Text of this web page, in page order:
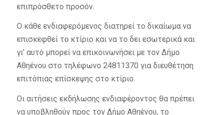
επιπρόσθετο προσόν.
Ο κάθε ενδιαφερόμενος διατηρεί το δικαίωμα να
επισκεφθεί το κτίριο και να το δει εσωτερικά και
γι’ αυτό μπορεί να επικοινωνήσει με τον Δήμο
Αθηένου στο τηλέφωνο 24811370 για διευθέτηση
επιτόπιας επίσκεψης στο κτίριο.
Οι αιτήσεις εκδήλωσης ενδιαφέροντος θα πρέπει
να υποβληθούν προς τον Δήμο Αθηένου, το